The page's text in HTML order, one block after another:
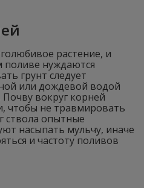
растение, и
поливе нуждаются
грунт следует
или дождевой водой
вокруг корней
чтобы не травмировать
ствола опытные
насыпать мульчу, иначе
и частоту поливов